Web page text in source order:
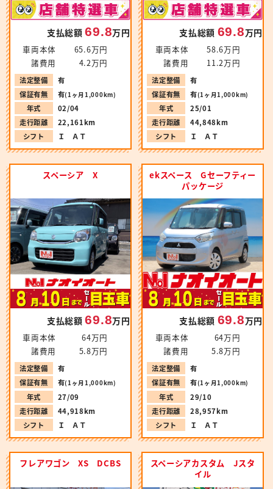
支払総額69.8万円
車両本体
65.6万円
諸費用
4.2万円
法定整備
有
保証有無
有(1ヶ月1,000km)
年式
02/04
走行距離
22,161km
シフト
Ｉ ＡＴ
支払総額 69.8万円
車両本体
58.6万円
諸費用
11.2万円
法定整備
有
保証有無
有(1ヶ月1,000km)
年式
25/01
走行距離
44,848km
シフト
Ｉ ＡＴ
スペーシア X
支払総額69.8万円
車両本体
64万円
諸費用
5.8万円
法定整備
有
保証有無
有(1ヶ月1,000km)
年式
27/09
走行距離
44,918km
シフト
Ｉ ＡＴ
ekスペース Gセーフティー
パッケージ
支払総額 69.8万円
車両本体
64万円
諸費用
5.8万円
法定整備
有
保証有無
有(1ヶ月1,000km)
年式
29/10
走行距離
28,957km
シフト
Ｉ ＡＴ
フレアワゴン XS DCBS
スペーシアカスタム Jスタ
イル